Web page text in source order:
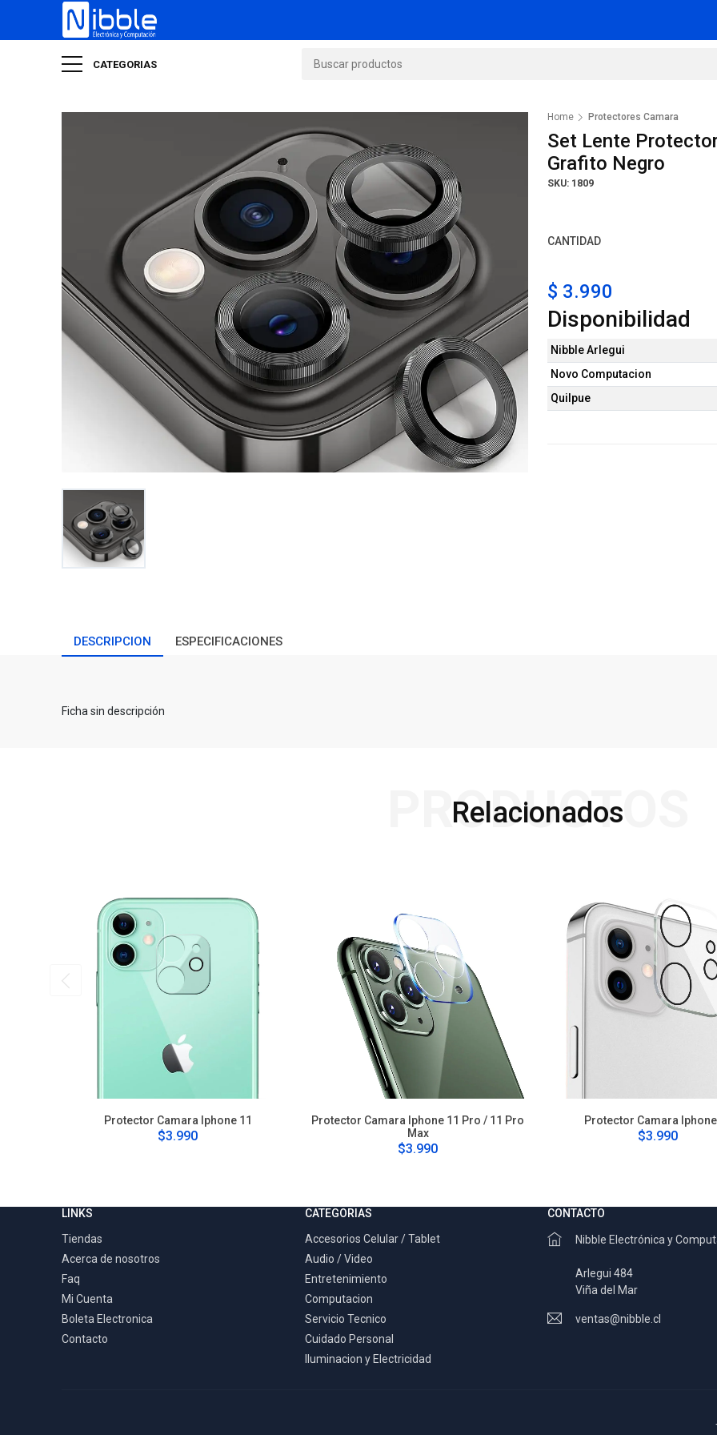
CATEGORIAS
Home Protectores Camara
Set Lente
Grafito Negro
SKU: 1809
CANTIDAD
$ 3.990
Disponibilidad
Nibble Arlegui
Novo Computacion
Quilpue
DESCRIPCION ESPECIFICACIONES
Ficha sin descripción
Relacionados
PRODUCTOS
Protector Camara Iphone 11
$3.990
Protector Camara Iphone 11 Pro / 11 Pro
Max
$3.990
Protector Camara
$3.990
LINKS
Tiendas
Acerca de nosotros
Faq
Mi Cuenta
Boleta Electronica
Contacto
CATEGORIAS
Accesorios Celular / Tablet
Audio / Video
Entretenimiento
Computacion
Servicio Tecnico
Cuidado Personal
Iluminacion y Electricidad
CONTACTO
Nibble Electrónica y
Arlegui 484
Viña del Mar
ventas@nibble.cl